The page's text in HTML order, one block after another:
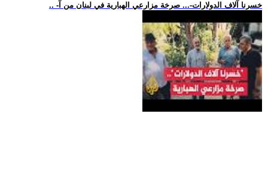
.. -خسرنا آلاف الدولارات-... صرخة مزارعي الهبارية في لبنان من آ